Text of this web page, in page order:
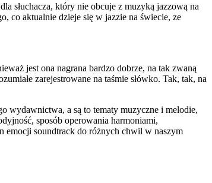
słuchacza, który nie obcuje z muzyką jazzową na
co aktualnie dzieje się w jazzie na świecie, ze
jest ona nagrana bardzo dobrze, na tak zwaną
zarejestrowane na taśmie słówko. Tak, tak, na
wydawnictwa, a są to tematy muzyczne i melodie,
sposób operowania harmoniami,
emocji soundtrack do różnych chwil w naszym